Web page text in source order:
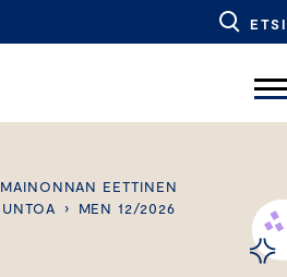
ETSI
MAINONNAN EETTINEN
›
MEN 12/2026